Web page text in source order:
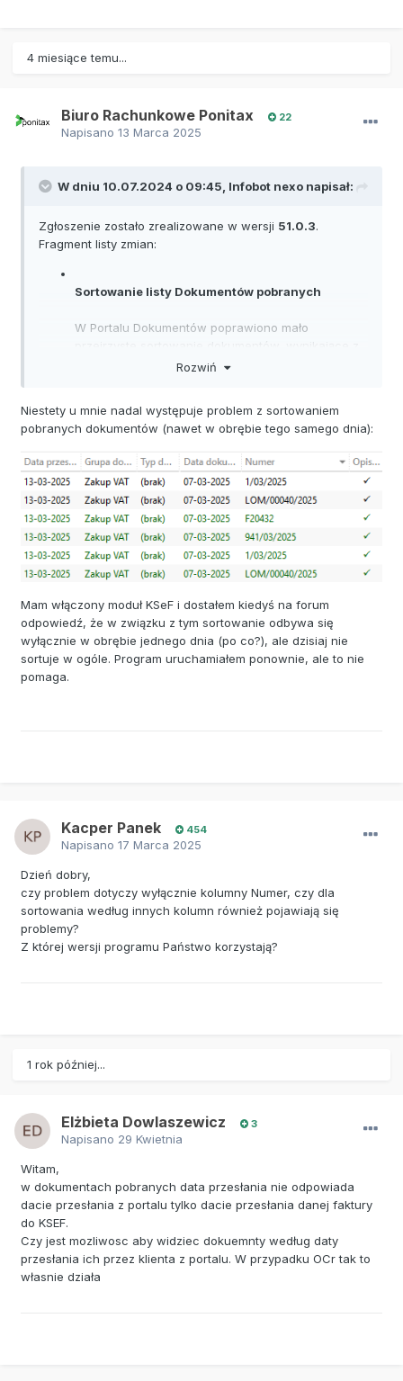
4 miesiące temu...
Biuro Rachunkowe Ponitax 22
Napisano 13 Marca 2025
W dniu 10.07.2024 o 09:45, Infobot nexo napisał:
Zgłoszenie zostało zrealizowane w wersji 51.0.3.
Fragment listy zmian:
Sortowanie listy Dokumentów pobranych
W Portalu Dokumentów poprawiono mało
domyślnej wartości parametru dostępnego w
Rozwiń
Niestety u mnie nadal występuje problem z sortowaniem
pobranych dokumentów (nawet w obrębie tego samego dnia):
Mam włączony moduł KSeF i dostałem kiedyś na forum
odpowiedź, że w związku z tym sortowanie odbywa się
wyłącznie w obrębie jednego dnia (po co?), ale dzisiaj nie
sortuje w ogóle. Program uruchamiałem ponownie, ale to nie
pomaga.
Kacper Panek 454
Napisano 17 Marca 2025
Dzień dobry,
czy problem dotyczy wyłącznie kolumny Numer, czy dla
sortowania według innych kolumn również pojawiają się
problemy?
Z której wersji programu Państwo korzystają?
1 rok później...
Elżbieta Dowlaszewicz 3
Napisano 29 Kwietnia
Witam,
w dokumentach pobranych data przesłania nie odpowiada
dacie przesłania z portalu tylko dacie przesłania danej faktury
do KSEF.
Czy jest mozliwosc aby widziec dokuemnty według daty
przesłania ich przez klienta z portalu. W przypadku OCr tak to
własnie działa